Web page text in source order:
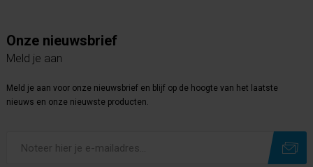
Onze nieuwsbrief
Meld je aan
Meld je aan voor onze nieuwsbrief en blijf op de hoogte van het laatste
nieuws en onze nieuwste producten.